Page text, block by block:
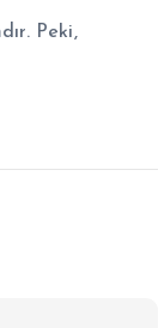
Peki,